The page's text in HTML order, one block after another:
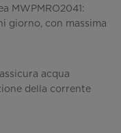
MWPMRO2041:
giorno, con massima
acqua
della corrente